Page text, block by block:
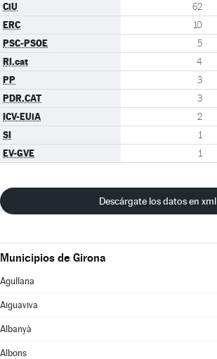
CiU 62
ERC 10
PSC-PSOE 5
RI.cat 4
PP 3
PDR.CAT 3
ICV-EUiA 2
SI 1
EV-GVE 1
Descárgate los datos en xml
Municipios de Girona
Agullana
Aiguaviva
Albanyà
Albons